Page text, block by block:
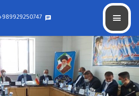
chat
989929250747+
توطيد العلاقات الاقتصادية بين ايران